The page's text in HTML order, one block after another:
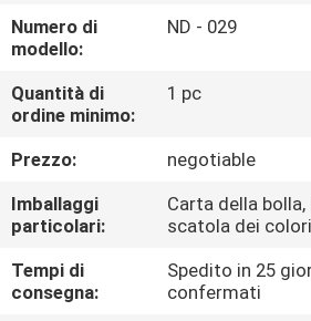
VISITA
DELLA
FABBRICA
CONTROLLO
DELLA
QUALITÀ
Numero di
modello:
ND - 029
Quantità di
ordine minimo:
1 pc
Prezzo:
negotiable
Imballaggi
particolari:
Carta della bolla,
scatola dei colori
Tempi di
consegna:
Spedito in 25
confermati